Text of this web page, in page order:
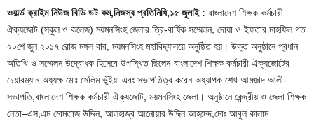
ওয়ার্ল্ড ক্রাইম নিউজ বিডি ডট কম,নিজস্ব প্রতিনিধি,১৫ জুলাই : বাংলাদেশ শিক্ষক কর্মচারী
ঐক্যজোট (স্কুল ও কলেজ) ময়মনসিংহ জেলার ত্রি-বার্ষিক সম্মেলন, দোয়া ও ইফতার মাহফিল গত
২০শে জুন ২০১৭ রোজ মঙ্গল বার, ময়মনসিংহ মহাবিদ্যালয়ে অনুষ্ঠিত হয়। উক্ত অনুষ্ঠানে প্রধান
অতিথি ও সম্মেলন উদ্বোধক হিসেবে উপস্থিত ছিলেন-বাংলাদেশ শিক্ষক কর্মচারী ঐক্যজোটের
চেয়ারম্যান অধ্যক্ষ মোঃ সেলিম ভূঁইয়া এবং সভাপতিত্ব করেন অধ্যাপক শেখ আমজাদ আলী-
সভাপতি,বাংলাদেশ শিক্ষক কর্মচারী ঐক্যজোট, ময়মনসিংহ জেলা। অনুষ্ঠানে কেন্দ্রীয় ও জেলা শিক্ষক
নেতা–এস,এম মোমতাজ উদ্দিন, আলহাজ্ব আনোয়ার উদ্দিন আহমেদ,মোঃ আবুল কালাম